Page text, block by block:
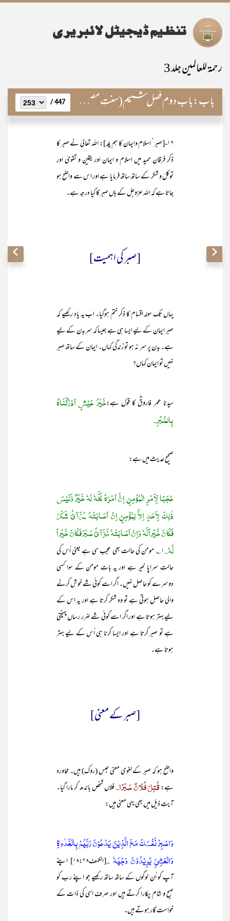
رحمۃ للعالمین جلد 3
باب:باب دوم فصل ششم(سنتِ مصطفویہ وطریقۂ محمدیہ) 447 /
۱۶-[صبر‘ اسلام وایمان کا ہم پلہ]: اللہ تعالیٰ نے صبر کا
ذکر فرقانِ حمید میں اسلام و ایمان اور یقین و تقویٰ اور
توکلّ و شکر کے ساتھ ساتھ فرمایا ہے اور اس سے واضح ہو
جاتا ہے کہ اللہ عزوجل کے ہاں صبر کا کیا درجہ ہے۔
[صبر کی اہمیت]
یہاں تک سولہ اقسام کا ذکر ختم ہوگیا۔ اب یہ یاد رکھیے کہ
صبر ایمان کے لیے ایسا ہی ہے جیسا کہ سربدن کے لیے
ہے۔ بدن پر سر نہ ہو تو زندگی کہاں۔ ایمان کے ساتھ صبر
نہیں تو ایمان کہاں؟
سیدنا عمر فاروقؓ کا قول ہے:خَیْرُ عَیْشٍ اَدْرَکْنَاہُ
بِالصَّبْرِ۔
صحیح حدیث میں ہے:
عَجَبًا لِّاَمْرِ الْمُؤْمِنِ اِنَّ اَمْرَہٗ کُلَّہٗ لَہٗ خَیْرٌ وَّلَیْسَ
ذٰلِکَ لِاَحَدٍ اِلاَّ لِمُؤْمِنٍ اِنْ اَصَابَتْہُ سَرَّآئُ شَکَرَ
فَکَانَ خَیْراً لَّہٗ وَاِنْ اَصَابَتْہُ ضَرَّآئُ صَبَرَ فَکَانَ خَیْراً
لَّہٗ۔ ۱؎ مومن کی حالت بھی عجب سی ہے یعنی اُس کی
حالت سراپا خیر ہے اور یہ بات مومن کے سوا کسی
دوسرے کو حاصل نہیں۔ اگر اسے کوئی شے خوش کرنے
والی حاصل ہوتی ہے تو وہ شکر کرتا ہے اور یہ اس کے
لیے بہتر ہوتا ہے اور اگر اسے کوئی شے ضرر رساں پہنچتی
ہے تو صبر کرتا ہے اور ایسا کرنا ہی اُس کے لیے بہتر
ہوتا ہے۔
[صبر کے معنی]
واضح ہو کہ صبر کے لغوی معنی حبس (روک) ہیں۔ محاورہ
ہے:قُتِلَ فُلَانٌ صَبْرًا۔فلاں شخص باندھ کر مارا گیا۔
آیتِ ذیل میں بھی یہی معنی ہیں:
وَاصْبِرْ نَفْسَكَ مَعَ الَّذِيْنَ يَدْعُوْنَ رَبَّهُمْ بِالْغَدٰوةِ
وَالْعَشِيِّ يُرِيْدُوْنَ وَجْهَهٗ ۔
[الکہف۱۸:۲۸] اپنے
آپ کو اُن لوگوں کے ساتھ ساتھ رکھیے جو اپنے رب کو
صبح و شام پکارا کرتے ہیں اور صرف اسی کی ذات کے
خواست گار ہوتے ہیں۔